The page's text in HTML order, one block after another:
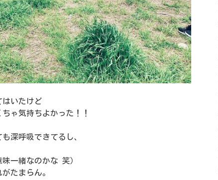
はいたけど
ゃ気持ちよかった！！
深呼吸できてるし、
一緒なのかな 笑）
たまらん。